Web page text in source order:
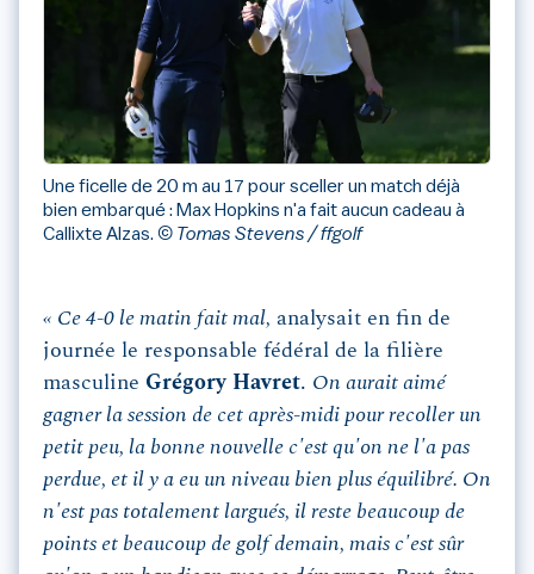
Une ficelle de 20 m au 17 pour sceller un match déjà
bien embarqué : Max Hopkins n'a fait aucun cadeau à
Callixte Alzas. © Tomas Stevens / ffgolf
« Ce 4-0 le matin fait mal, analysait en fin de
journée le responsable fédéral de la filière
masculine Grégory Havret. On aurait aimé
gagner la session de cet après-midi pour recoller un
petit peu, la bonne nouvelle c'est qu'on ne l'a pas
perdue, et il y a eu un niveau bien plus équilibré. On
n'est pas totalement largués, il reste beaucoup de
points et beaucoup de golf demain, mais c'est sûr